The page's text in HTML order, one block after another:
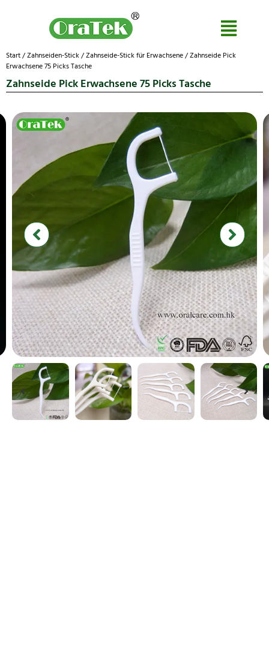
Start/Zahnseiden-Stick/Zahnseide-Stick für Erwachsene/ Zahnseide Pick
Erwachsene 75 Picks Tasche
Zahnseide Pick Erwachsene 75 Picks Tasche